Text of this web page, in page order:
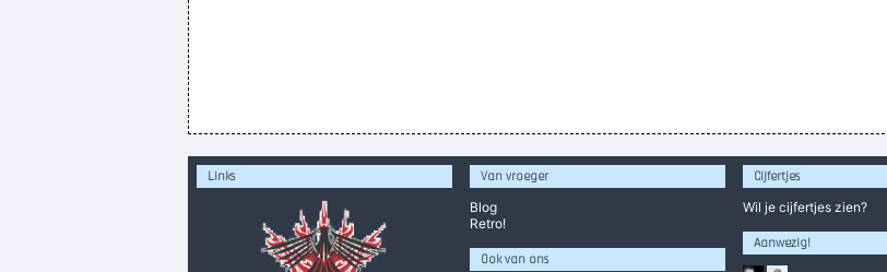
Links
Van vroeger
Blog
Retro!
Ook van ons
Cijfertjes
Wil je cijfertjes zien?
Aanwezig!